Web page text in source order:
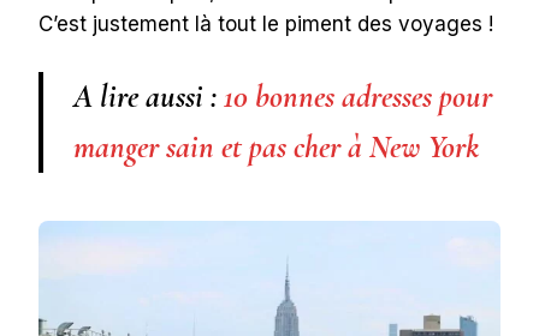
C’est justement là tout le piment des voyages !
A lire aussi :10 bonnes adresses pour
manger sain et pas cher à New York